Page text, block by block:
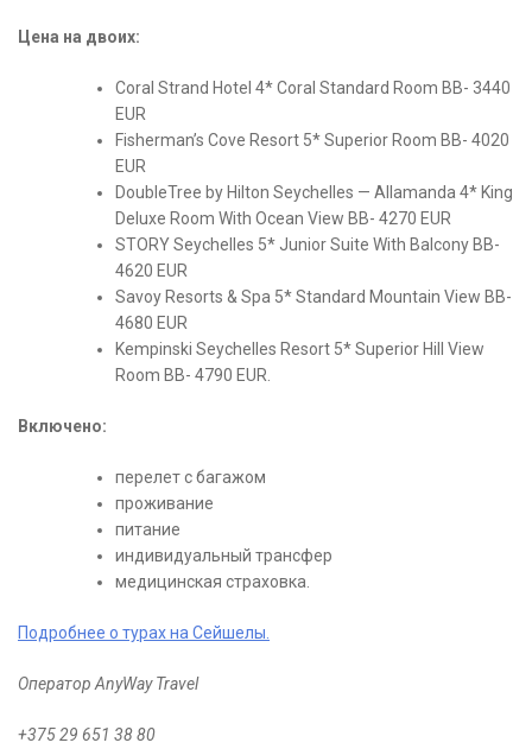
Цена на двоих:
Coral Strand Hotel 4* Coral Standard Room BB- 3440
EUR
Fisherman’s Cove Resort 5* Superior Room BB- 4020
EUR
DoubleTree by Hilton Seychelles — Allamanda 4* King
Deluxe Room With Ocean View BB- 4270 EUR
STORY Seychelles 5* Junior Suite With Balcony BB-
4620 EUR
Savoy Resorts & Spa 5* Standard Mountain View BB-
4680 EUR
Kempinski Seychelles Resort 5* Superior Hill View
Room BB- 4790 EUR.
Включено:
перелет с багажом
проживание
питание
индивидуальный трансфер
медицинская страховка.
Подробнее о турах на Сейшелы.
Оператор AnyWay Travel
+375 29 651 38 80